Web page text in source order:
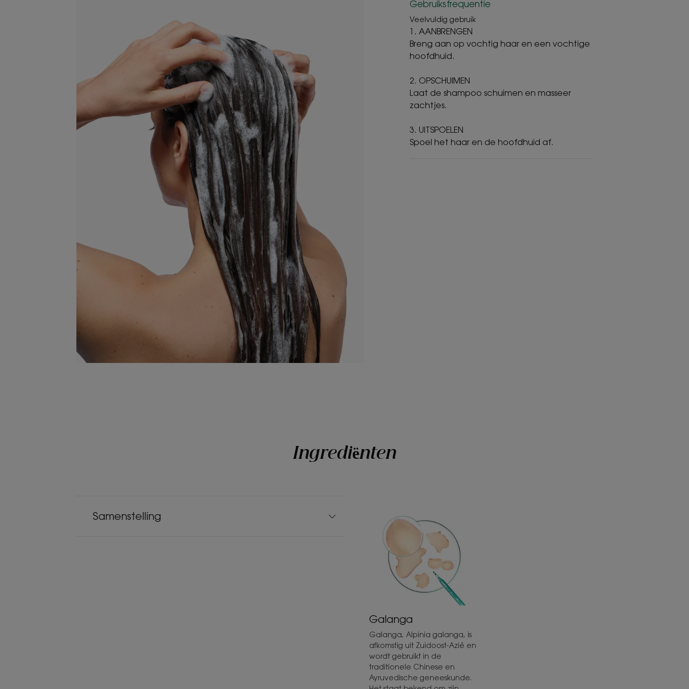
Gebruiksfrequentie
Veelvuldig gebruik
1. AANBRENGEN
Breng aan op vochtig haar en een vochtige
hoofdhuid.
2. OPSCHUIMEN
Laat de shampoo schuimen en masseer
zachtjes.
3. UITSPOELEN
Spoel het haar en de hoofdhuid af.
Ingrediënten
Samenstelling
Galanga
Galanga, Alpinia galanga, is
afkomstig uit Zuidoost-Azië en
wordt gebruikt in de
traditionele Chinese en
Ayruvedische geneeskunde.